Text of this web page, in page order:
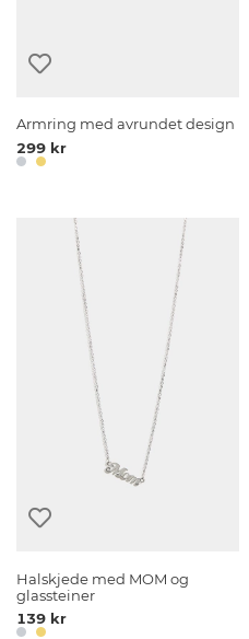
Armring med avrundet design
299 kr
Halskjede med MOM og
glassteiner
139 kr